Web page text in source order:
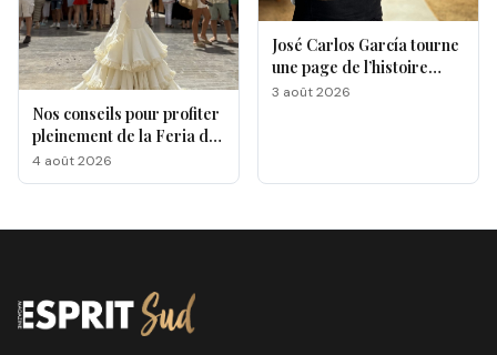
Nos conseils pour profiter
pleinement de la Feria de
Málaga 2026
4 août 2026
José Carlos García tourne
une page de l’histoire
gastronomique de Malaga
3 août 2026